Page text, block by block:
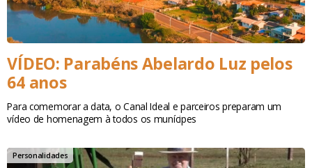
VÍDEO: Parabéns Abelardo Luz pelos
64 anos
Para comemorar a data, o Canal Ideal e parceiros preparam um
vídeo de homenagem à todos os munícipes
Personalidades